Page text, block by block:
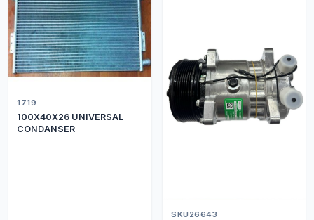
1719
100X40X26 UNIVERSAL
CONDANSER
SKU26643